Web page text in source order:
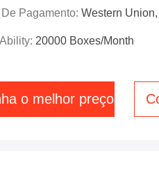
Pagamento: Western
20000 Boxes/Month
o melhor preço